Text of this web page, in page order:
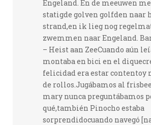
Engeland. En de meeuwen
statigde golven golfden naar
strand,en ik lieg nog
zwemmen naar Engeland.
– Heist aan ZeeCuando aún
montaba en bici en el
felicidad era estar contentoy
de rollos.Jugábamos al
mary nunca preguntábamos
qué,también Pinocho estaba
sorprendidocuando navegó